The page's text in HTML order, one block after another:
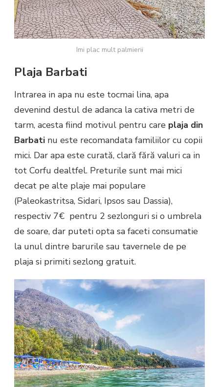
Imi plac mult palmierii
Plaja Barbati
Intrarea in apa nu este tocmai lina, apa
devenind destul de adanca la cativa metri de
tarm, acesta fiind motivul pentru care plaja din
Barbati nu este recomandata familiilor cu copii
mici. Dar apa este curată, clară fără valuri ca in
tot Corfu dealtfel. Preturile sunt mai mici
decat pe alte plaje mai populare
(Paleokastritsa, Sidari, Ipsos sau Dassia),
respectiv 7€ pentru 2 sezlonguri si o umbrela
de soare, dar puteti opta sa faceti consumatie
la unul dintre barurile sau tavernele de pe
plaja si primiti sezlong gratuit.